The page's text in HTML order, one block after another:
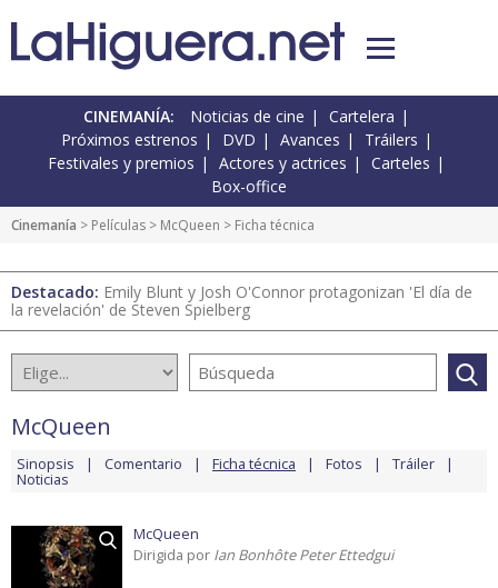
CINEMANÍA: Noticias de cine
Cartelera
Próximos estrenos
DVD Avances
Tráilers
Festivales y premios
Actores y actrices
Carteles
Box-office
Cinemanía > Películas > McQueen > Ficha técnica
Destacado: Emily Blunt y Josh O'Connor protagonizan 'El día de
la revelación' de Steven Spielberg
McQueen
Sinopsis Comentario Ficha técnica Fotos Tráiler
Noticias
McQueen
Dirigida por Ian Bonhôte Peter Ettedgui